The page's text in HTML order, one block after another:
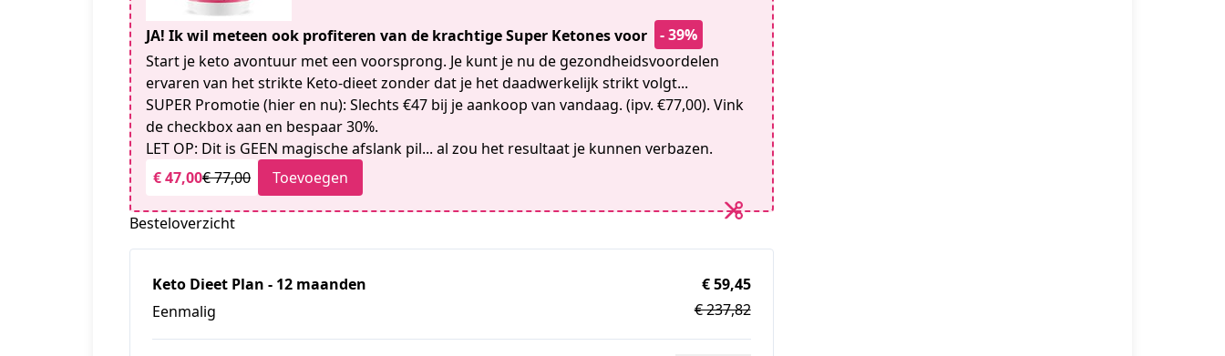
JA! Ik wil meteen ook profiteren van de krachtige Super Ketones voor
- 39%
Start je keto avontuur met een voorsprong. Je kunt je nu de gezondheidsvoordelen
ervaren van het strikte Keto-dieet zonder dat je het daadwerkelijk strikt volgt...
SUPER Promotie (hier en nu): Slechts €47 bij je aankoop van vandaag. (ipv. €77,00). Vink
de checkbox aan en bespaar 30%.
LET OP: Dit is GEEN magische afslank pil... al zou het resultaat je kunnen verbazen.
€ 47,00€ 77,00 Toevoegen
Besteloverzicht
Keto Dieet Plan - 12 maanden
Eenmalig
€ 59,45
€ 237,82